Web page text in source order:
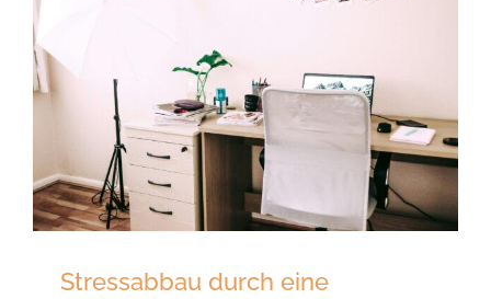
Stressabbau durch eine